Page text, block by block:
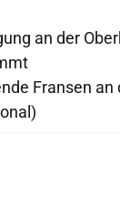
an der
Fransen an